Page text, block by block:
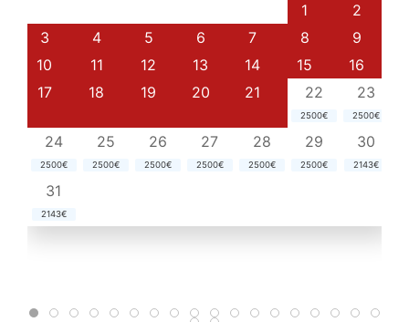
1
2
3
4 5 6 7 8
9
10
11 12 13 14 15
16
17
18 19 20 21 22
2500€
23
2500€
24
2500€
25
2500€
26
2500€
27
2500€
28
2500€
29
2500€
30
2143€
31
2143€